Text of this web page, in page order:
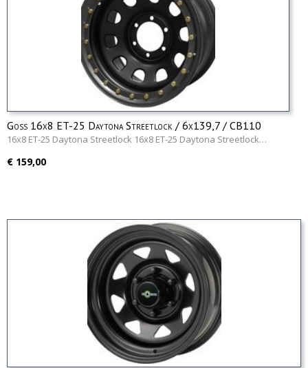
Goss 16x8 ET-25 Daytona Streetlock / 6x139,7 / CB110
16x8 ET-25 Daytona Streetlock 16x8 ET-25 Daytona Streetlock…
€ 159,00